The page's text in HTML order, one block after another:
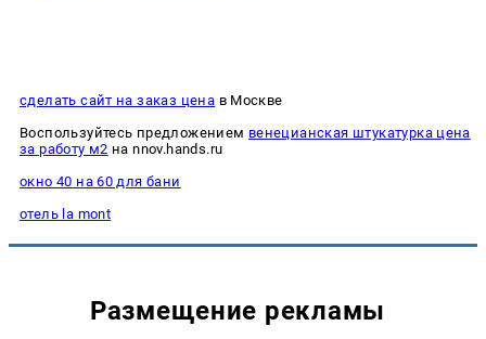
сделать сайт на заказ цена в Москве
Воспользуйтесь предложением венецианская штукатурка цена
за работу м2 на nnov.hands.ru
окно 40 на 60 для бани
отель la mont
Размещение рекламы